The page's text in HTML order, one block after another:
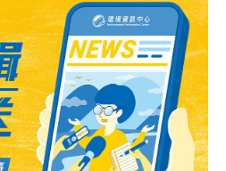
既是地方政府與計畫出資者的
力化減少排放問題的房東或屋
雖然Baird向Andreessen
風險投資者募資超過2000萬美
業模式仍然受到不少質疑，比
低收入家庭的設備盡可能電力
力化改造是需要資金的，要讓
的油氣設備，錢該從哪裡來？